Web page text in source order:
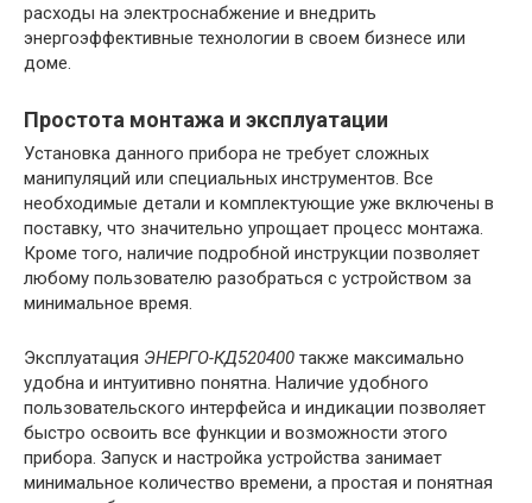
расходы на электроснабжение и внедрить
энергоэффективные технологии в своем бизнесе или
доме.
Простота монтажа и эксплуатации
Установка данного прибора не требует сложных
манипуляций или специальных инструментов. Все
необходимые детали и комплектующие уже включены в
поставку, что значительно упрощает процесс монтажа.
Кроме того, наличие подробной инструкции позволяет
любому пользователю разобраться с устройством за
минимальное время.
Эксплуатация ЭНЕРГО-КД520400 также максимально
удобна и интуитивно понятна. Наличие удобного
пользовательского интерфейса и индикации позволяет
быстро освоить все функции и возможности этого
прибора. Запуск и настройка устройства занимает
минимальное количество времени, а простая и понятная